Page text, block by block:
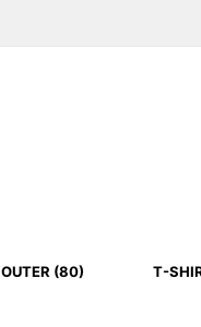
OUTER (80) T-